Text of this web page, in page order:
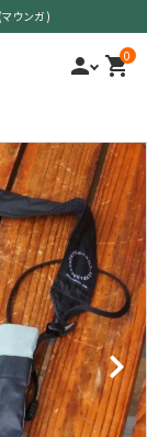
ウンガ)
person 0
shopping_cart